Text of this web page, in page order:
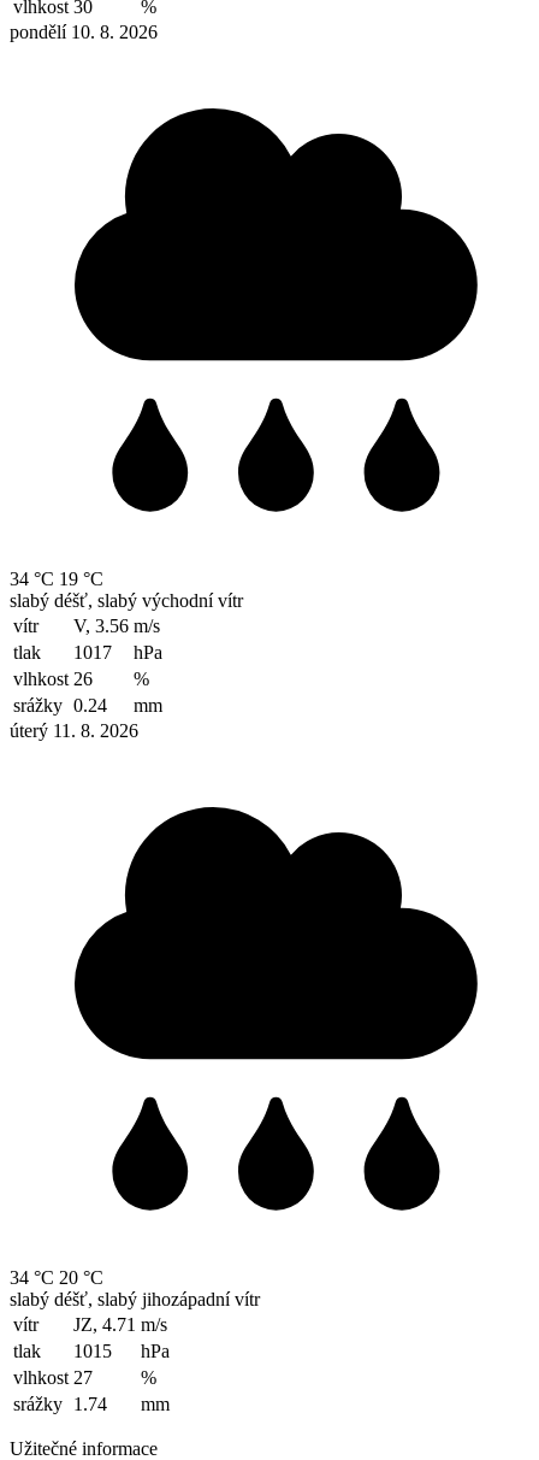
vlhkost 30
%
pondělí 10. 8. 2026
34 °C 19 °C
slabý déšť, slabý východní vítr
vítr
V, 3.56 m/s
tlak
1017
hPa
vlhkost 26
%
srážky 0.24
mm
úterý 11. 8. 2026
34 °C 20 °C
slabý déšť, slabý jihozápadní vítr
vítr
JZ, 4.71 m/s
tlak
1015
hPa
vlhkost 27
%
srážky 1.74 mm
Užitečné informace